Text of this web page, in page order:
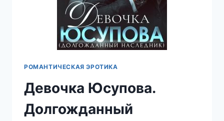
РОМАНТИЧЕСКАЯ ЭРОТИКА
Девочка Юсупова.
Долгожданный